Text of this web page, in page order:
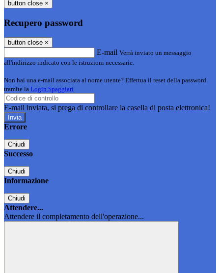
button close ×
Recupero password
button close ×
E-mail Verrà inviato un messaggio
all'indirizzo indicato con le istruzioni necessarie.
Non hai una e-mail associata al nome utente? Effettua il reset della password
tramite la Login Spaggiari
E-mail inviata, si prega di controllare la casella di posta elettronica!
Errore
Chiudi
Successo
Chiudi
Informazione
Chiudi
Attendere...
Attendere il completamento dell'operazione...